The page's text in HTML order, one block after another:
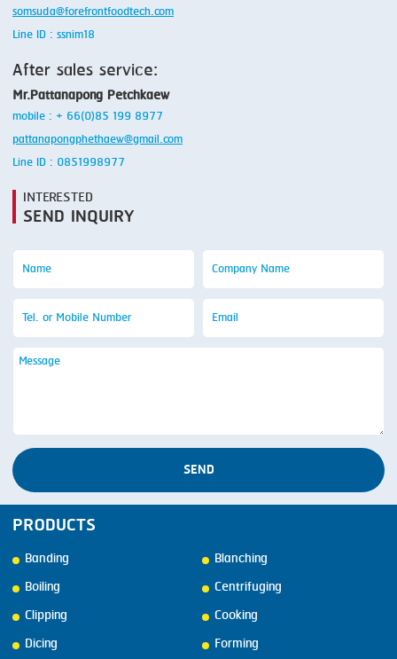
somsuda@forefrontfoodtech.com
Line ID : ssnim18
After sales service:
Mr.Pattanapong Petchkaew
mobile : + 66(0)85 199 8977
pattanapongphethaew@gmail.com
Line ID : 0851998977
INTERESTED
SEND INQUIRY
SEND
PRODUCTS
Banding
Blanching
Boiling
Centrifuging
Clipping
Cooking
Dicing
Forming